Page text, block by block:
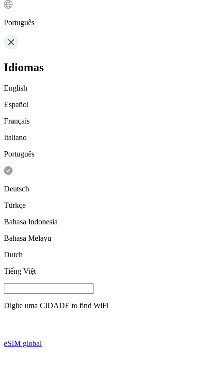
Português
Idiomas
English
Español
Français
Italiano
Português
Deutsch
Türkçe
Bahasa Indonesia
Bahasa Melayu
Dutch
Tiếng Việt
Digite uma CIDADE to find WiFi
eSIM global